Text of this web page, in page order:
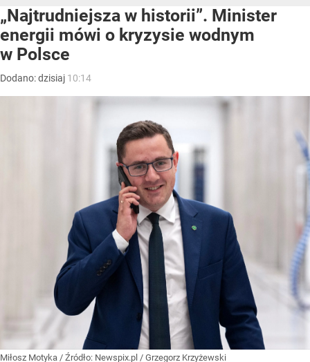
„Najtrudniejsza w historii”. Minister
energii mówi o kryzysie wodnym
w Polsce
Dodano:dzisiaj 10:14
Miłosz Motyka / Źródło: Newspix.pl / Grzegorz Krzyżewski